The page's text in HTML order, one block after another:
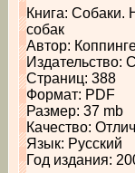
Книга: Собаки.
собак
Автор:
Страниц: 388
Формат: PDF
Размер: 37 mb
Качество:
Язык: Русский
Год издания: